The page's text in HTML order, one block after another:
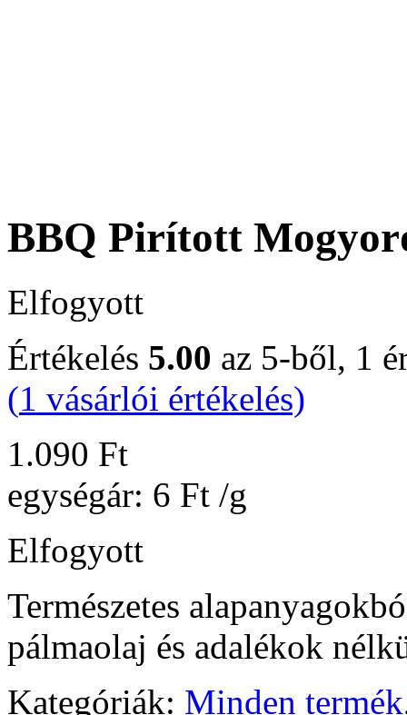
BBQ Pirított
Elfogyott
Értékelés 5.00 az 5-ből, 1
(1 vásárlói értékelés)
1.090 Ft
egységár: 6 Ft /g
Elfogyott
Természetes
pálmaolaj és adalékok
Kategóriák: Minden termék